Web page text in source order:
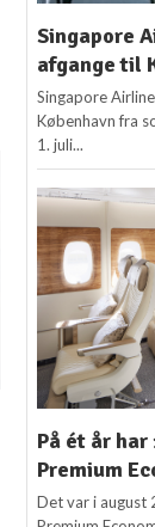
Singapore
afgange til
Singapore
København fra
1. juli...
På ét år
Premium
Det var i august